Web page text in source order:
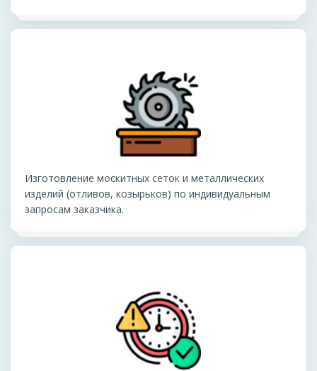
Изготовление москитных сеток и металлических
изделий (отливов, козырьков) по индивидуальным
запросам заказчика.